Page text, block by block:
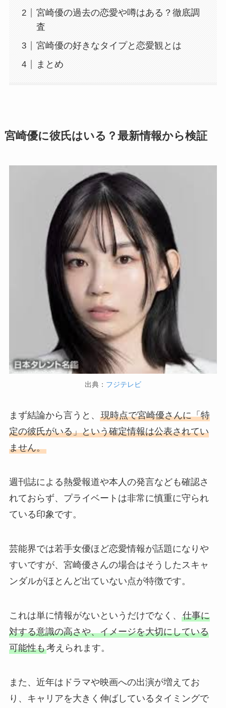
宮崎優の過去の恋愛や噂はある？徹底調
査
宮崎優の好きなタイプと恋愛観とは
まとめ
宮崎優に彼氏はいる？最新情報から検証
出典： フジテレビ
まず結論から言うと、 現時点で宮崎優さんに「特
定の彼氏がいる」という確定情報は公表されてい
ません。
週刊誌による熱愛報道や本人の発言なども確認さ
れておらず、プライベートは非常に慎重に守られ
ている印象です。
芸能界では若手女優ほど恋愛情報が話題になりや
すいですが、宮崎優さんの場合はそうしたスキャ
ンダルがほとんど出ていない点が特徴です。
これは単に情報がないというだけでなく、 仕事に
対する意識の高さや、イメージを大切にしている
可能性も考えられます。
また、近年はドラマや映画への出演が増えてお
り、キャリアを大きく伸ばしているタイミングで